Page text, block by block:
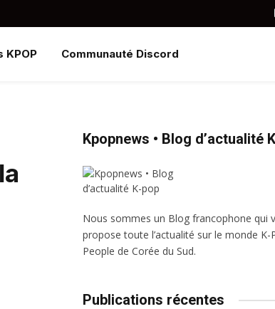
KPOP Communauté Discord
Kpopnews • Blog d’actualité
Nous sommes un Blog francophone qui
propose toute l’actualité sur le monde K-
People de Corée du Sud.
Publications récentes